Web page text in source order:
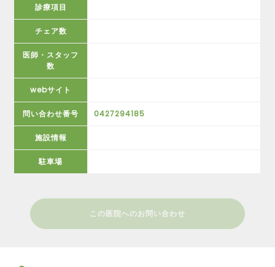
診療項目
チェア数
医師・スタッフ
数
webサイト
問い合わせ番号 0427294185
施設情報
駐車場
この医院へのお問い合わせ